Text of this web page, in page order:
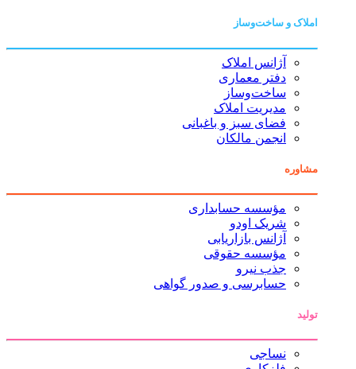
املاک و ساخت‌وساز
آژانس املاک
دفتر معماری
ساخت‌وساز
مدیریت املاک
فضای سبز و باغبانی
انجمن مالکان
مشاوره
مؤسسه حسابداری
شریک اودو
آژانس بازاریابی
مؤسسه حقوقی
جذب نیرو
حسابرسی و صدور گواهی
تولید
نساجی